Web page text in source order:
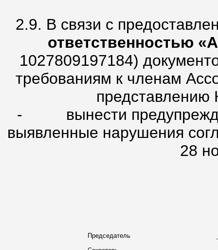
2.9. В связи с
ответственностью
1027809197184)
требованиям к членам
представлению
- вынести
выявленные нарушения
28
Председатель